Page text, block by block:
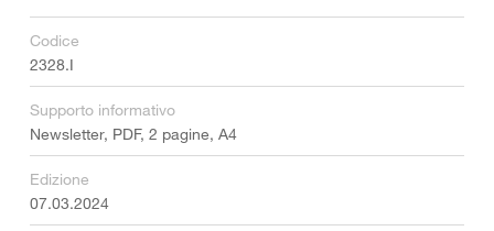
Codice
2328.I
Supporto informativo
Newsletter, PDF, 2 pagine, A4
Edizione
07.03.2024